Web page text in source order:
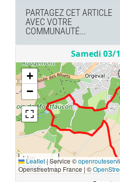
PARTAGEZ CET ARTICLE
AVEC VOTRE
COMMUNAUTÉ...